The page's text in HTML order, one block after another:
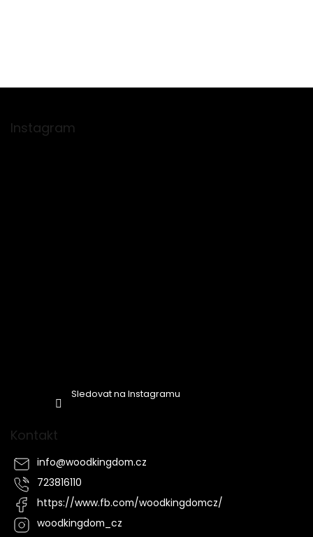
Z
Instagram
Sledovat na Instagramu
Kontakt
info@woodkingdom.cz
723816110
https://www.fb.com/woodkingdomcz/
woodkingdom_cz